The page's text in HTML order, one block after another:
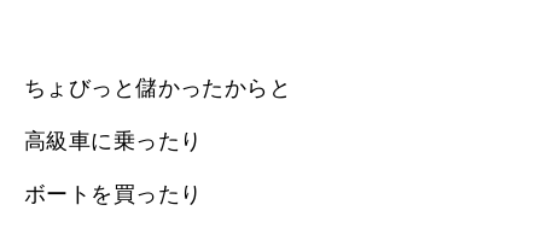
ちょびっと儲かったからと
高級車に乗ったり
ボートを買ったり